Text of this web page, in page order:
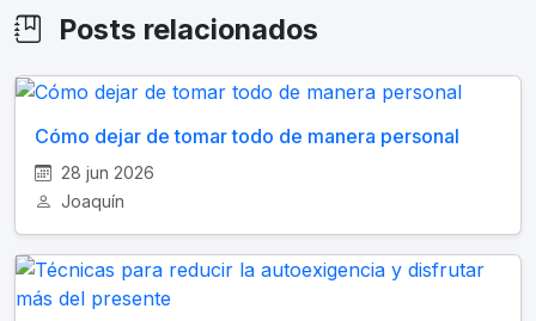
Posts relacionados
Cómo dejar de tomar todo de manera personal
28 jun 2026
Joaquín